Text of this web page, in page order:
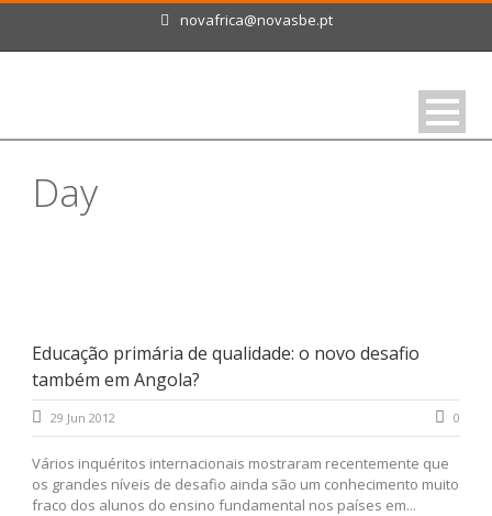
novafrica@novasbe.pt
Day
Educação primária de qualidade: o novo desafio
também em Angola?
29 Jun 2012 0
Vários inquéritos internacionais mostraram recentemente que
os grandes níveis de desafio ainda são um conhecimento muito
fraco dos alunos do ensino fundamental nos países em...